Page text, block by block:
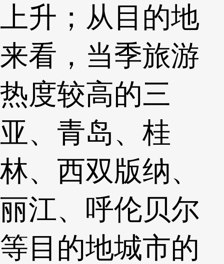
上升；从目的地
来看，当季旅游
热度较高的三
亚、青岛、桂
林、西双版纳、
丽江、呼伦贝尔
等目的地城市的